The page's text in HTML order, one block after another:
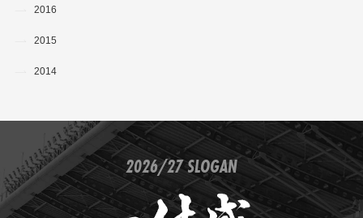
2016
2015
2014
2026/27 SLOGAN